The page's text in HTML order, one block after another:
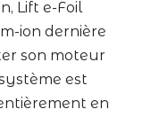
Lift e-Foil
ion dernière
son moteur
est
en